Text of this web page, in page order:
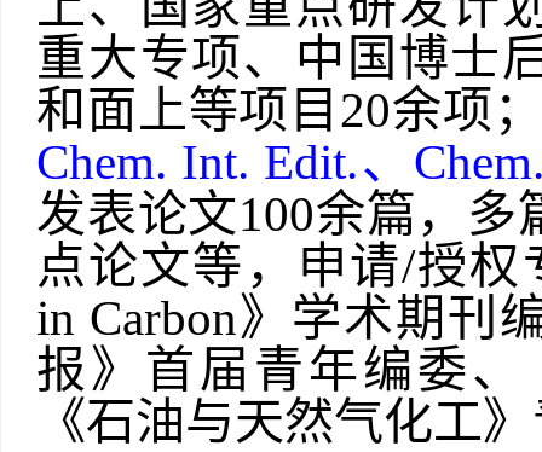
重大专项、中国博士
和面上等项目20余项
Chem. Int. Edit.、
发表论文100余篇，
点论文等，申请/授权
in Carbon》 学术期刊
报》首届青年编委、
《石油与天然气化工